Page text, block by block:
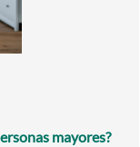
mayores?